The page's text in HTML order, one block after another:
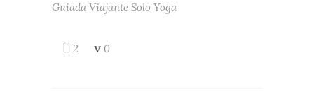
Guiada Viajante Solo Yoga
2 0